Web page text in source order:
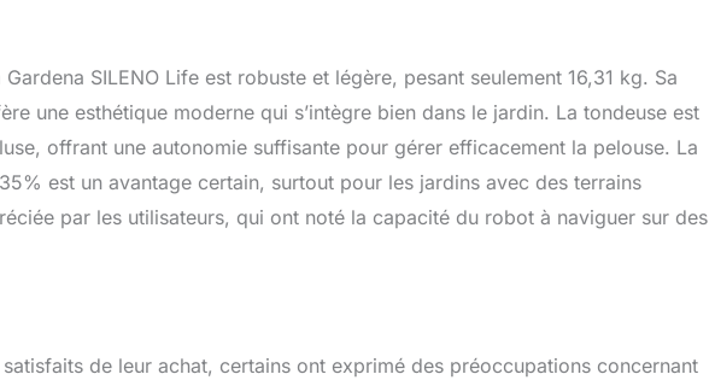
SILENO Life est robuste et légère, pesant seulement 16,31 kg. Sa
une esthétique moderne qui s’intègre bien dans le jardin. La tondeuse est
offrant une autonomie suffisante pour gérer efficacement la pelouse. La
est un avantage certain, surtout pour les jardins avec des terrains
par les utilisateurs, qui ont noté la capacité du robot à naviguer sur des
de leur achat, certains ont exprimé des préoccupations concernant